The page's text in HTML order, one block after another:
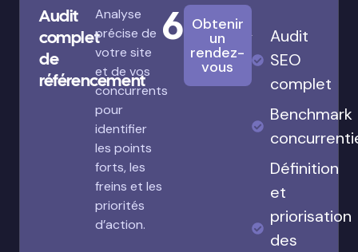
Audit
complet
de
référencement
Analyse
précise de
votre site
et de vos
concurrents
pour
identifier
les points
forts, les
freins et les
priorités
d’action.
680€
Obtenir
un
rendez-
vous
Audit
SEO
complet
Benchmark
Définition
et
priorisation
des